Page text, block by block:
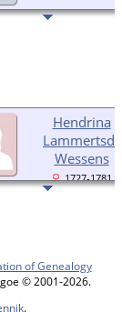
Hendrina
Lammertsdr
Wessens
1727-1781
of Genealogy
© 2001-2026.
.